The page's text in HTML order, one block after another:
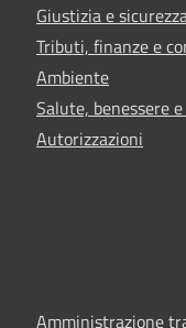
Giustizia e
Tributi, finanze e
Ambiente
Salute, benessere
Autorizzazioni
Amministrazione